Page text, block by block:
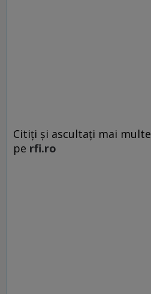
Citiți și ascultați mai multe
pe rfi.ro